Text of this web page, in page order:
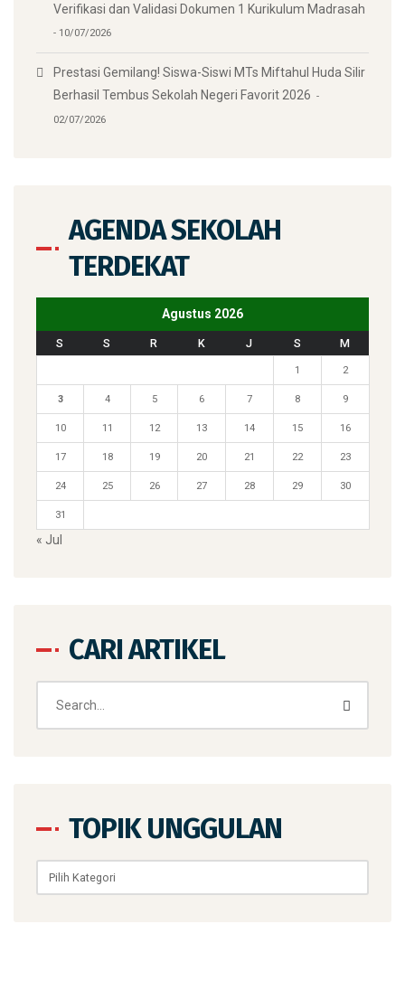
Verifikasi dan Validasi Dokumen 1 Kurikulum Madrasah
10/07/2026
Prestasi Gemilang! Siswa-Siswi MTs Miftahul Huda Silir
Berhasil Tembus Sekolah Negeri Favorit 2026
02/07/2026
AGENDA SEKOLAH
TERDEKAT
Agustus 2026
S S R K J S M
1 2
3 4 5 6 7 8 9
10 11 12 13 14 15 16
17 18 19 20 21 22 23
24 25 26 27 28 29 30
31
« Jul
CARI ARTIKEL
TOPIK UNGGULAN
Topik
Unggulan